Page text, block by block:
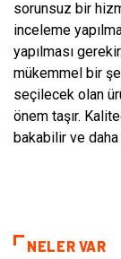
sorunsuz bir
inceleme
yapılması
mükemmel bir
seçilecek olan
önem taşır.
bakabilir ve
NELER VAR